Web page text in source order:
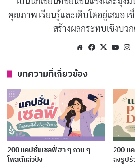
ถึงงานจะเยอะ แต่เราก็ผ่านไ
มหาลัยไม่ใช่แค่การเรียน แต่คื
ในมหาลัย ไม่มีใครบังคับให้เร
เราต้องบังคับตัวเอง
มหาลัยเป็นเวทีให้เราได้แสดง
คุณภาพ เรียนรู้และเติบโตอยู่เสมอ เ
สร้างผลกระทบเชิงบว
WebsiteFacebook
X
บทความที่เกี่ยวข้อง
200 แคปชั่นเซลฟี่ ฮา ๆ กวน ๆ
โพสต์แล้วปัง
200 แ
ลงรูปรั